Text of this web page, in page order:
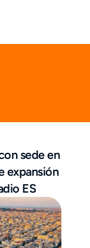
sede en
expansión
ES